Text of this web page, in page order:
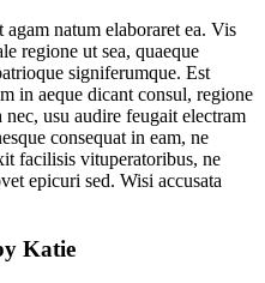
natum elaboraret ea. Vis
regione ut sea, quaeque
signiferumque. Est
in aeque dicant consul, regione
nec, usu audire feugait electram
consequat in eam, ne
facilisis vituperatoribus, ne
epicuri sed. Wisi accusata
Katie